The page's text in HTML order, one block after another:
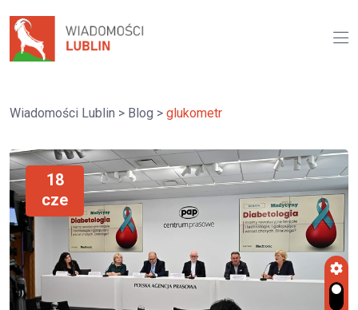
Wiadomości Lublin > Blog > glukometr
18
cze